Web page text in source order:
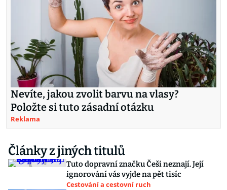
Nevíte, jakou zvolit barvu na vlasy?
Položte si tuto zásadní otázku
Reklama
Články z jiných titulů
Tuto dopravní značku Češi neznají. Její
ignorování vás vyjde na pět tisíc
Cestování a cestovní ruch